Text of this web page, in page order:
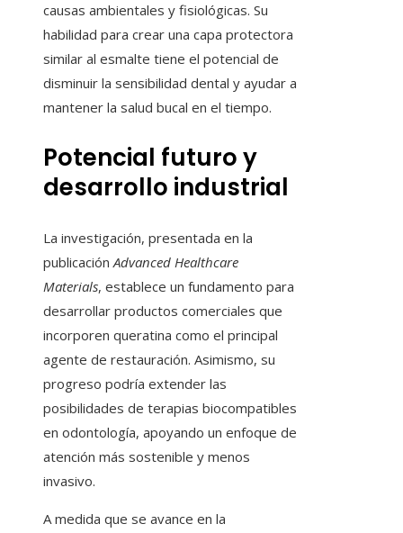
causas ambientales y fisiológicas. Su
habilidad para crear una capa protectora
similar al esmalte tiene el potencial de
disminuir la sensibilidad dental y ayudar a
mantener la salud bucal en el tiempo.
Potencial futuro y
desarrollo industrial
La investigación, presentada en la
publicaciónAdvanced Healthcare
Materials, establece un fundamento para
desarrollar productos comerciales que
incorporen queratina como el principal
agente de restauración. Asimismo, su
progreso podría extender las
posibilidades de terapias biocompatibles
en odontología, apoyando un enfoque de
atención más sostenible y menos
invasivo.
A medida que se avance en la